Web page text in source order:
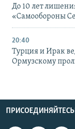
До 10 лет
«Самообороны
20:40
Турция и Ирак
Ормузскому